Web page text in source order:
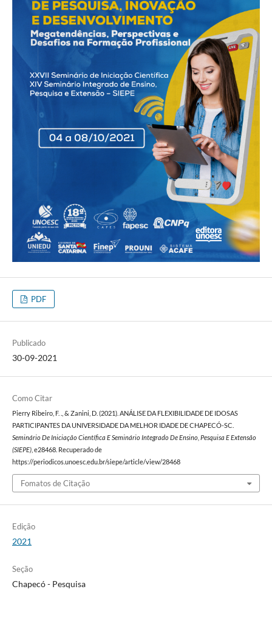
PDF
Publicado
30-09-2021
Como Citar
Pierry Ribeiro, F. ., & Zanini, D. (2021). ANÁLISE DA FLEXIBILIDADE DE IDOSAS
PARTICIPANTES DA UNIVERSIDADE DA MELHOR IDADE DE CHAPECÓ-SC.
Seminário De Iniciação Científica E Seminário Integrado De Ensino, Pesquisa E Extensão
(SIEPE), e28468. Recuperado de
https://periodicos.unoesc.edu.br/siepe/article/view/28468
Fomatos de Citação
Edição
2021
Seção
Chapecó - Pesquisa